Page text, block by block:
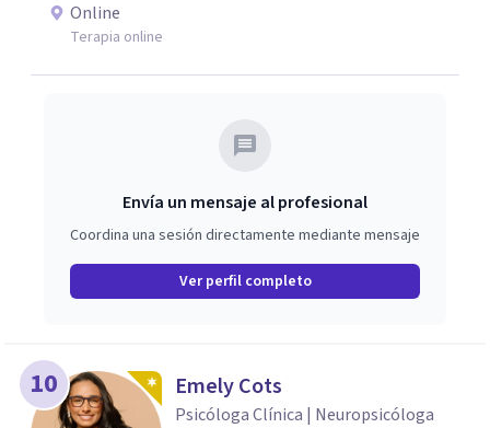
Online
Terapia online
Envía un mensaje al profesional
Coordina una sesión directamente mediante mensaje
Ver perfil completo
10 Emely Cots
Psicóloga Clínica | Neuropsicóloga